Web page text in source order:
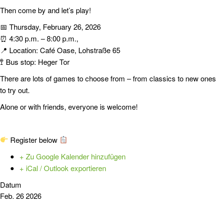
Then come by and let’s play!
📅 Thursday, February 26, 2026
⏰ 4:30 p.m. – 8:00 p.m.,
📍 Location: Café Oase, Lohstraße 65
🚏 Bus stop: Heger Tor
There are lots of games to choose from – from classics to new ones
to try out.
Alone or with friends, everyone is welcome!
Register below
+ Zu Google Kalender hinzufügen
+ iCal / Outlook exportieren
Datum
Feb. 26 2026